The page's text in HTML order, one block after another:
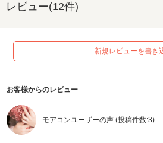
レビュー(12件)
新規レビューを書き
お客様からのレビュー
モアコンユーザーの声 (投稿件数:3)